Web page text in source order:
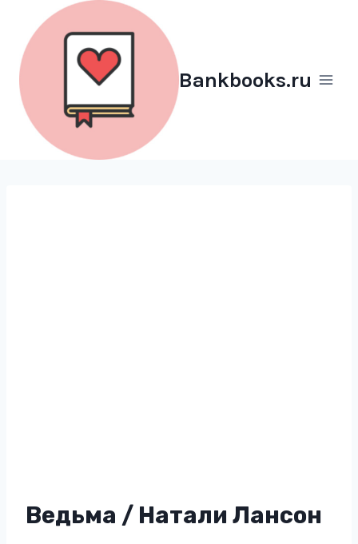
Перейти
содержимому
Bankbooks.ru
Ведьма / Натали Лансон